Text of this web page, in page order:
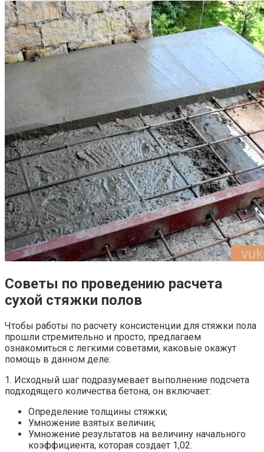
Советы по проведению расчета
сухой стяжки полов
Чтобы работы по расчету консистенции для стяжки пола
прошли стремительно и просто, предлагаем
ознакомиться с легкими советами, каковые окажут
помощь в данном деле:
1. Исходный шаг подразумевает выполнение подсчета
подходящего количества бетона, он включает:
Определение толщины стяжки;
Умножение взятых величин;
Умножение результатов на величину начального
коэффициента, которая создает 1,02.